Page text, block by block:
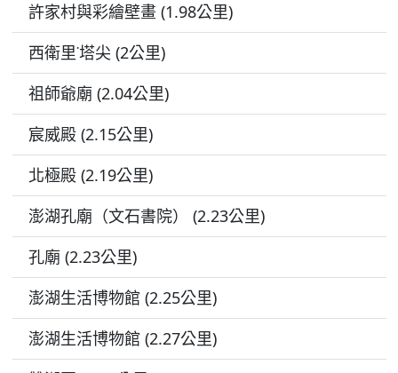
許家村與彩繪壁畫 (1.98公里)
西衛里˙塔尖 (2公里)
祖師爺廟 (2.04公里)
宸威殿 (2.15公里)
​北極殿 (2.19公里)
澎湖孔廟（文石書院） (2.23公里)
孔廟 (2.23公里)
澎湖生活博物館 (2.25公里)
澎湖生活博物館 (2.27公里)